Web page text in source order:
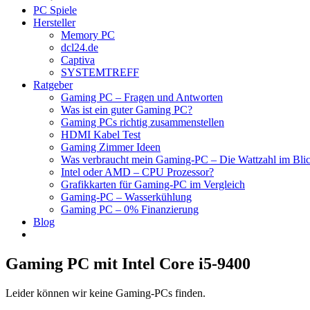
PC Spiele
Hersteller
Memory PC
dcl24.de
Captiva
SYSTEMTREFF
Ratgeber
Gaming PC – Fragen und Antworten
Was ist ein guter Gaming PC?
Gaming PCs richtig zusammenstellen
HDMI Kabel Test
Gaming Zimmer Ideen
Was verbraucht mein Gaming-PC – Die Wattzahl im
Intel oder AMD – CPU Prozessor?
Grafikkarten für Gaming-PC im Vergleich
Gaming-PC – Wasserkühlung
Gaming PC – 0% Finanzierung
Blog
Gaming PC mit Intel Core i5-9400
Leider können wir keine Gaming-PCs finden.